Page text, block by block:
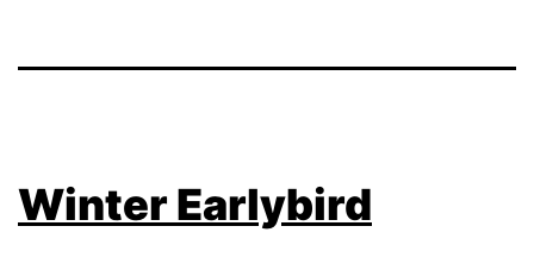
Winter Earlybird